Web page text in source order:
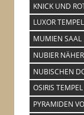
KNICK UND
LUXOR TEMPEL
MUMIEN SAAL
NUBIER
NUBISCHEN
OSIRIS
PYRAMIDEN